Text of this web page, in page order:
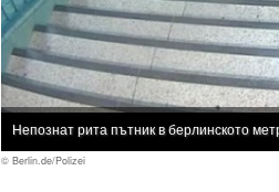
Непознат рита пътник в берлинското
© Berlin.de/Polizei